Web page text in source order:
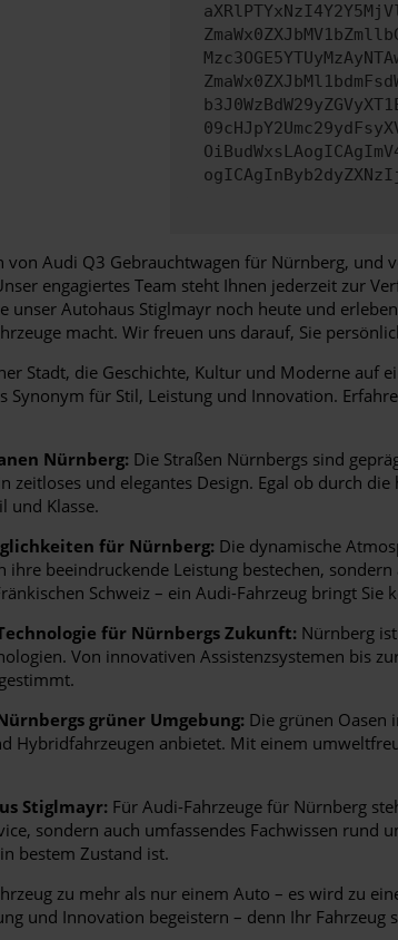
von Audi Q3 Gebrauchtwagen für Nürnberg,
engagiertes Team steht Ihnen jederzeit zur
unser Autohaus Stiglmayr noch heute und
macht. Wir freuen uns darauf, Sie
Stadt, die Geschichte, Kultur und Moderne auf
Synonym für Stil, Leistung und Innovation.
Nürnberg: Die Straßen Nürnbergs sind
zeitloses und elegantes Design. Egal ob durch
und Klasse.
für Nürnberg: Die dynamische
ihre beeindruckende Leistung bestechen,
Schweiz – ein Audi-Fahrzeug bringt Sie
für Nürnbergs Zukunft: Nürnberg
Von innovativen Assistenzsystemen bis
grüner Umgebung: Die grünen Oasen
Hybridfahrzeugen anbietet. Mit einem
Stiglmayr: Für Audi-Fahrzeuge für Nürnberg
sondern auch umfassendes Fachwissen
bestem Zustand ist.
zu mehr als nur einem Auto – es wird zu
und Innovation begeistern – denn Ihr